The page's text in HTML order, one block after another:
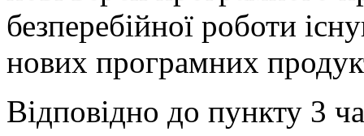
безперебійної роботи
нових програмних
Відповідно до пункту 3